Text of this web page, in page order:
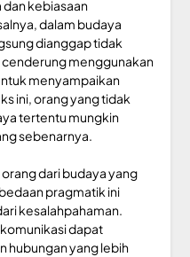
kebiasaan
dalam budaya
dianggap tidak
menggunakan
menyampaikan
ini, orang yang tidak
tertentu mungkin
sebenarnya.
dari budaya yang
pragmatik ini
kesalahpahaman.
dapat
hubungan yang lebih